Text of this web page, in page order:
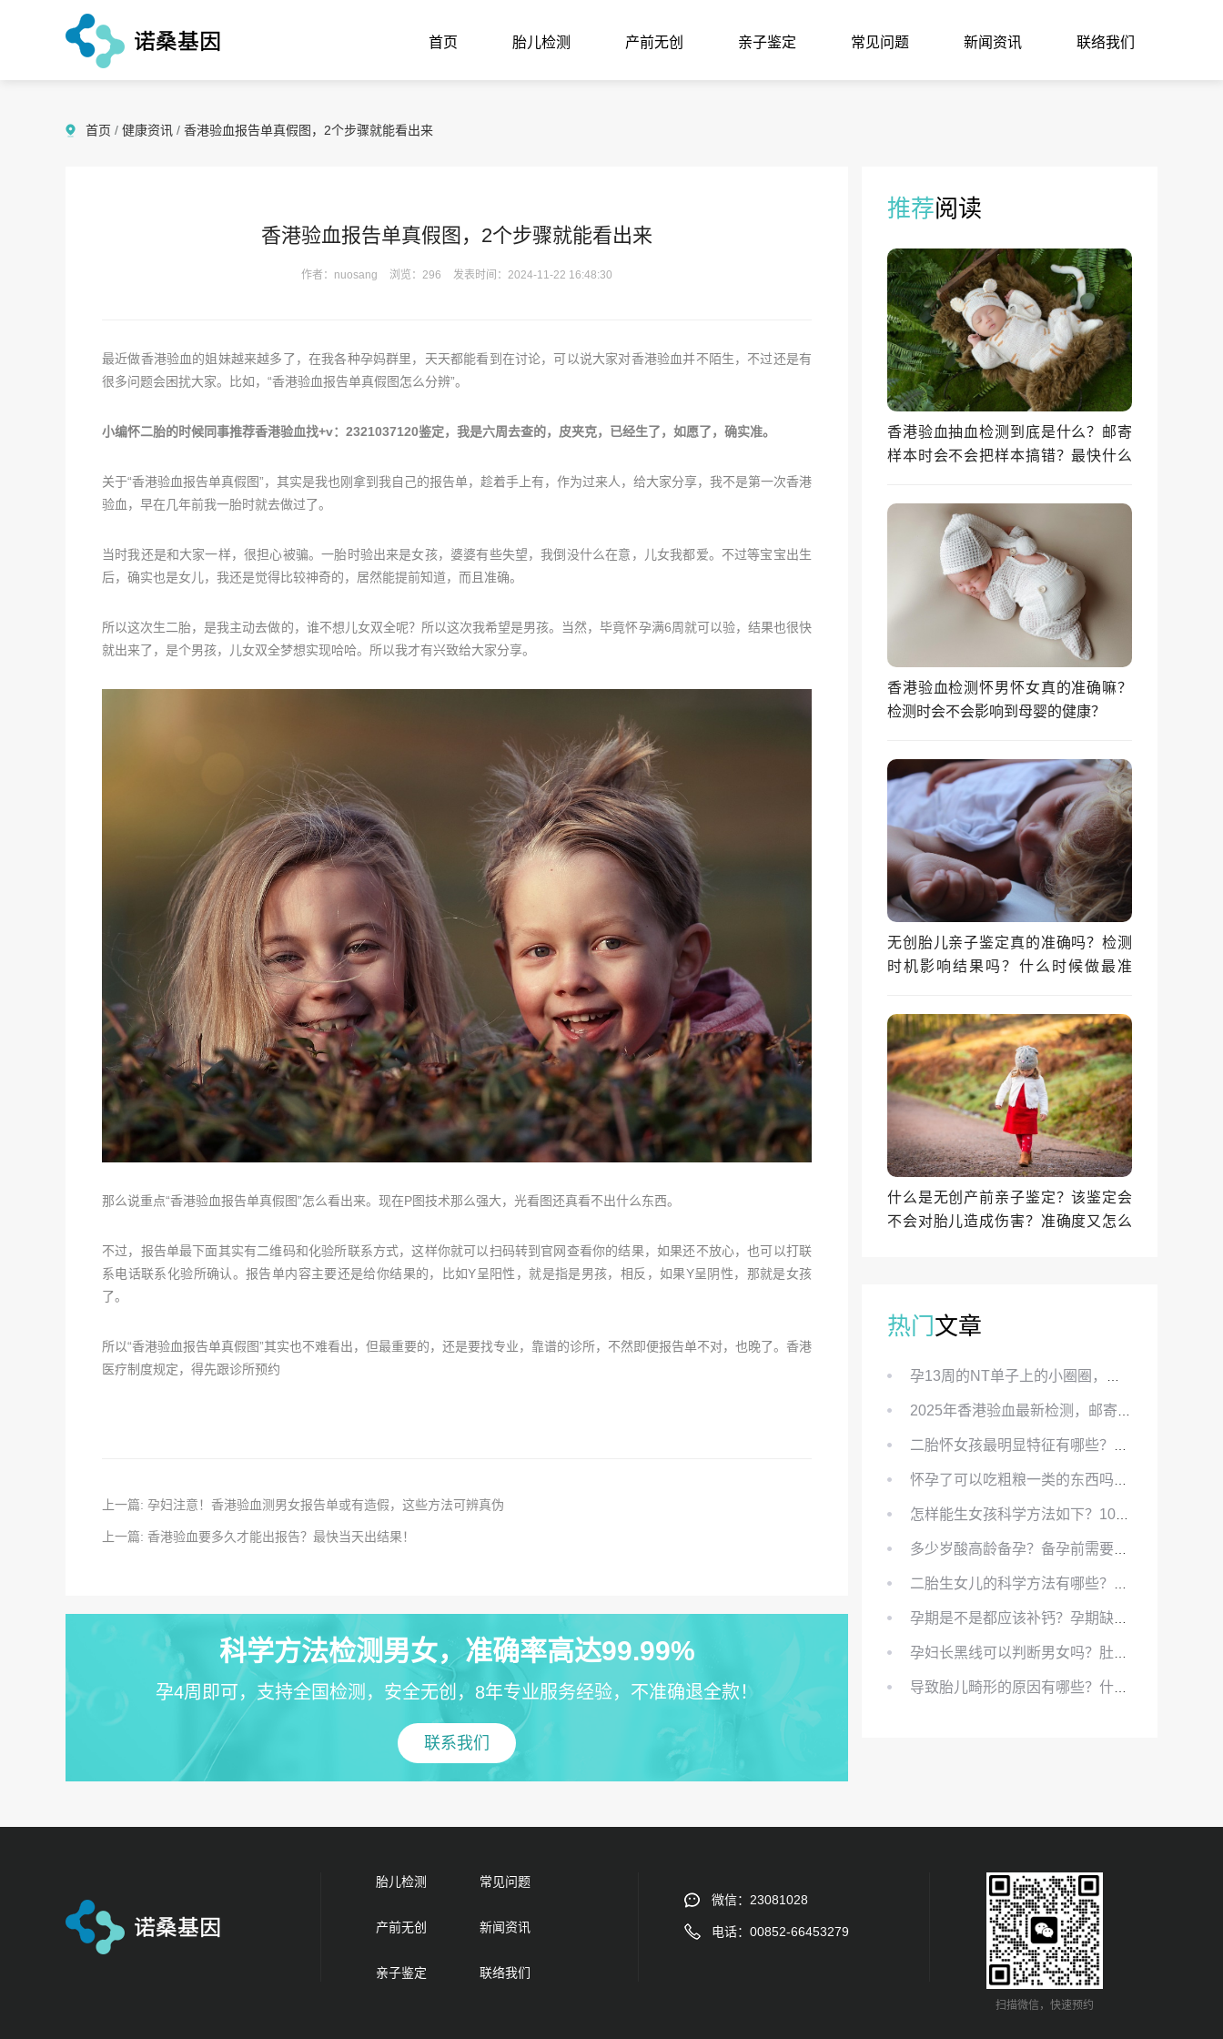
首页 胎儿检测 产前无创 亲子鉴定 常见问题 新闻资讯 联络我们
首页 / 健康资讯 / 香港验血报告单真假图，2个步骤就能看出来
香港验血报告单真假图，2个步骤就能看出来
作者：nuosang 浏览：296 发表时间：2024-11-22 16:48:30
最近做香港验血的姐妹越来越多了，在我各种孕妈群里，天天都能看到在讨论，可以说大家对香港验血并不陌生，不过还是有
很多问题会困扰大家。比如，“香港验血报告单真假图怎么分辨”。
小编怀二胎的时候同事推荐香港验血找+v：2321037120鉴定，我是六周去查的，皮夹克，已经生了，如愿了，确实准。
关于“香港验血报告单真假图”，其实是我也刚拿到我自己的报告单，趁着手上有，作为过来人，给大家分享，我不是第一次香港
验血，早在几年前我一胎时就去做过了。
当时我还是和大家一样，很担心被骗。一胎时验出来是女孩，婆婆有些失望，我倒没什么在意，儿女我都爱。不过等宝宝出生
后，确实也是女儿，我还是觉得比较神奇的，居然能提前知道，而且准确。
所以这次生二胎，是我主动去做的，谁不想儿女双全呢？所以这次我希望是男孩。当然，毕竟怀孕满6周就可以验，结果也很快
就出来了，是个男孩，儿女双全梦想实现哈哈。所以我才有兴致给大家分享。
那么说重点“香港验血报告单真假图”怎么看出来。现在P图技术那么强大，光看图还真看不出什么东西。
不过，报告单最下面其实有二维码和化验所联系方式，这样你就可以扫码转到官网查看你的结果，如果还不放心，也可以打联
系电话联系化验所确认。报告单内容主要还是给你结果的，比如Y呈阳性，就是指是男孩，相反，如果Y呈阴性，那就是女孩
了。
所以“香港验血报告单真假图”其实也不难看出，但最重要的，还是要找专业，靠谱的诊所，不然即便报告单不对，也晚了。香港
医疗制度规定，得先跟诊所预约
上一篇: 孕妇注意！香港验血测男女报告单或有造假，这些方法可辨真伪
上一篇: 香港验血要多久才能出报告？最快当天出结果！
科学方法检测男女，准确率高达99.99%
孕4周即可，支持全国检测，安全无创，8年专业服务经验，不准确退全款！
联系我们
推荐阅读
香港验血抽血检测到底是什么？邮寄
样本时会不会把样本搞错？最快什么
香港验血检测怀男怀女真的准确嘛？
检测时会不会影响到母婴的健康？
无创胎儿亲子鉴定真的准确吗？检测
时机影响结果吗？什么时候做最准
什么是无创产前亲子鉴定？该鉴定会
不会对胎儿造成伤害？准确度又怎么
热门文章
胎儿检测 常见问题
产前无创 新闻资讯
亲子鉴定 联络我们
微信：23081028
电话：00852-66453279
扫描微信，快速预约